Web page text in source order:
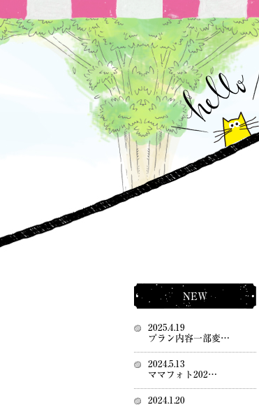
NEW
2025.4.19
プラン内容一部変…
2024.5.13
ママフォト202…
2024.1.20